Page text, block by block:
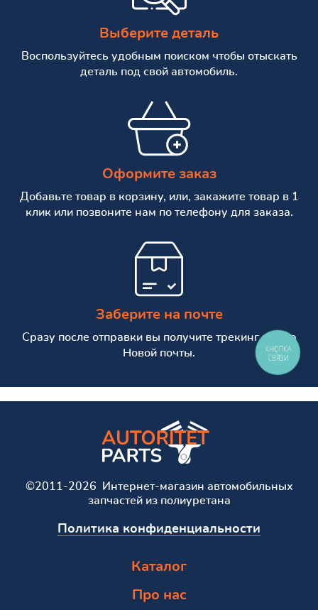
Выберите деталь
Воспользуйтесь удобным поиском чтобы отыскать
деталь под свой автомобиль.
Оформите заказ
Добавьте товар в корзину, или, закажите товар в 1
клик или позвоните нам по телефону для заказа.
Заберите на почте
Сразу после отправки вы получите трекинг номер
Новой почты.
©2011-2026 Интернет-магазин автомобильных
запчастей из полиуретана
Политика конфиденциальности
Каталог
Про нас
КНОПКА
СВЯЗИ